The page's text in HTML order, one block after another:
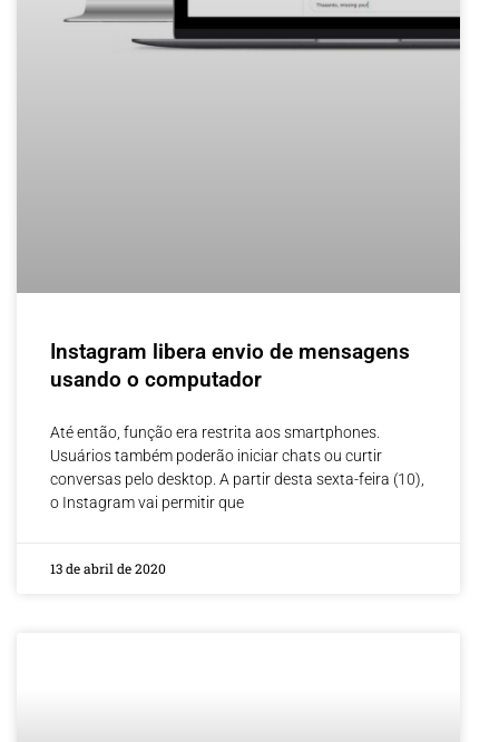
Instagram libera envio de mensagens
usando o computador
Até então, função era restrita aos smartphones.
Usuários também poderão iniciar chats ou curtir
conversas pelo desktop. A partir desta sexta-feira (10),
o Instagram vai permitir que
13 de abril de 2020